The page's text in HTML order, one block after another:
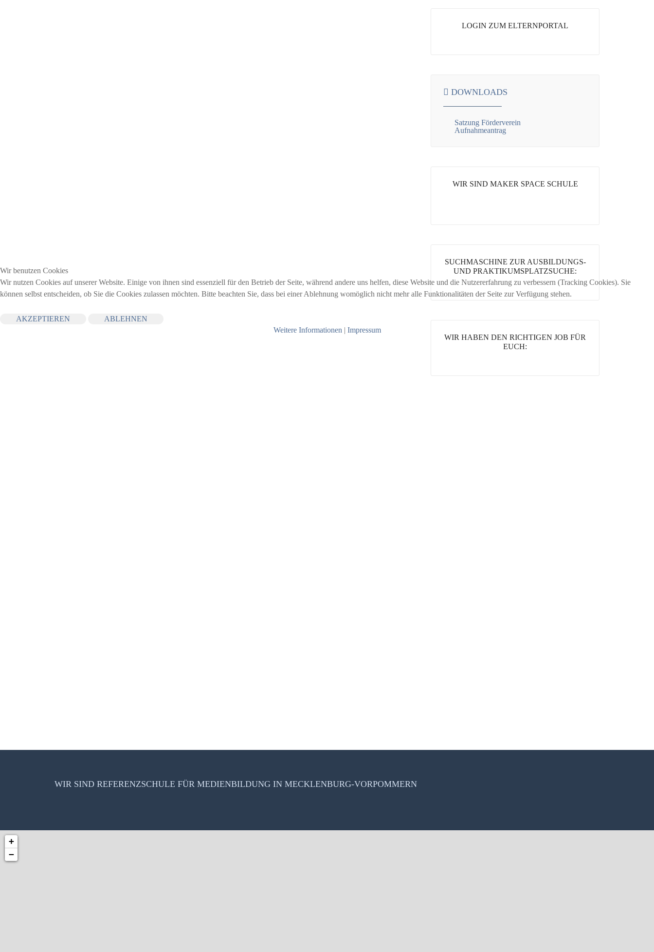
LOGIN ZUM ELTERNPORTAL
DOWNLOADS
Satzung Förderverein
Aufnahmeantrag
WIR SIND MAKER SPACE SCHULE
SUCHMASCHINE ZUR AUSBILDUNGS-
UND PRAKTIKUMSPLATZSUCHE:
WIR HABEN DEN RICHTIGEN JOB FÜR
EUCH:
WIR SIND REFERENZSCHULE FÜR MEDIENBILDUNG IN MECKLENBURG-VORPOMMERN
+
−
Wir benutzen Cookies
Wir nutzen Cookies auf unserer Website. Einige von ihnen sind essenziell für den Betrieb der Seite, während andere uns helfen, diese Website und die Nutzererfahrung zu verbessern (Tracking Cookies). Sie
können selbst entscheiden, ob Sie die Cookies zulassen möchten. Bitte beachten Sie, dass bei einer Ablehnung womöglich nicht mehr alle Funktionalitäten der Seite zur Verfügung stehen.
AKZEPTIEREN
ABLEHNEN
Weitere Informationen | Impressum